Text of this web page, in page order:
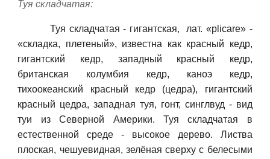
Туя складчатая:
Туя складчатая - гигантская,
лат. «plicare» -
«складка, плетеный», известна как красный кедр,
гигантский кедр, западный красный кедр,
британская колумбия кедр, каноэ кедр,
тихоокеанский красный кедр (цедра), гигантский
красный цедра, западная туя, гонт, синглвуд - вид
туи из Северной Америки. Туя складчатая в
естественной среде - высокое дерево. Листва
плоская, чешуевидная, зелёная сверху с белесыми